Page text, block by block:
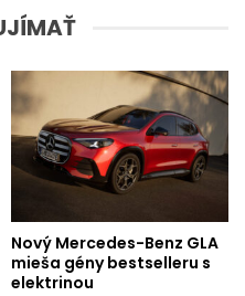
Nový Mercedes-Benz GLA
mieša gény bestselleru s
elektrinou